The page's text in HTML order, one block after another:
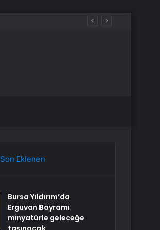
Son Eklenen
Bursa Yıldırım’da
Erguvan Bayramı
minyatürle geleceğe